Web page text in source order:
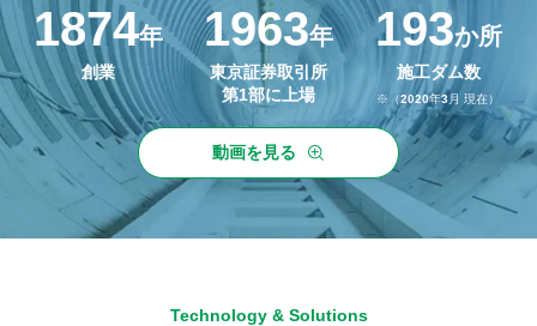
1874年
創業
1963年
東京証券取引所
第1部に上場
193か所
施工ダム数
※（2020年3月 現在）
動画を見る
Technology & Solutions